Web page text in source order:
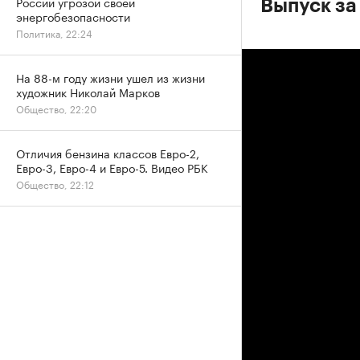
Выпуск
энергобезопасности
Политика, 22:24
На 88-м году жизни ушел из жизни
художник Николай Марков
Общество, 22:20
Отличия бензина классов Евро-2,
Евро-3, Евро-4 и Евро-5. Видео РБК
Общество, 22:12